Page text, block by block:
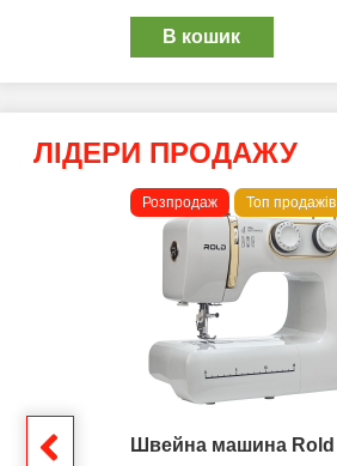
В кошик
ЛІДЕРИ ПРОДАЖУ
Розпродаж Топ продажів
Швейна машина Rold